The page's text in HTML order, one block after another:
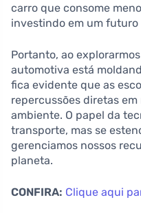
carro que consome
investindo em um futuro
Portanto, ao
automotiva está
fica evidente que as
repercussões diretas
ambiente. O papel da
transporte, mas se
gerenciamos nossos
planeta.
CONFIRA: Clique aqui